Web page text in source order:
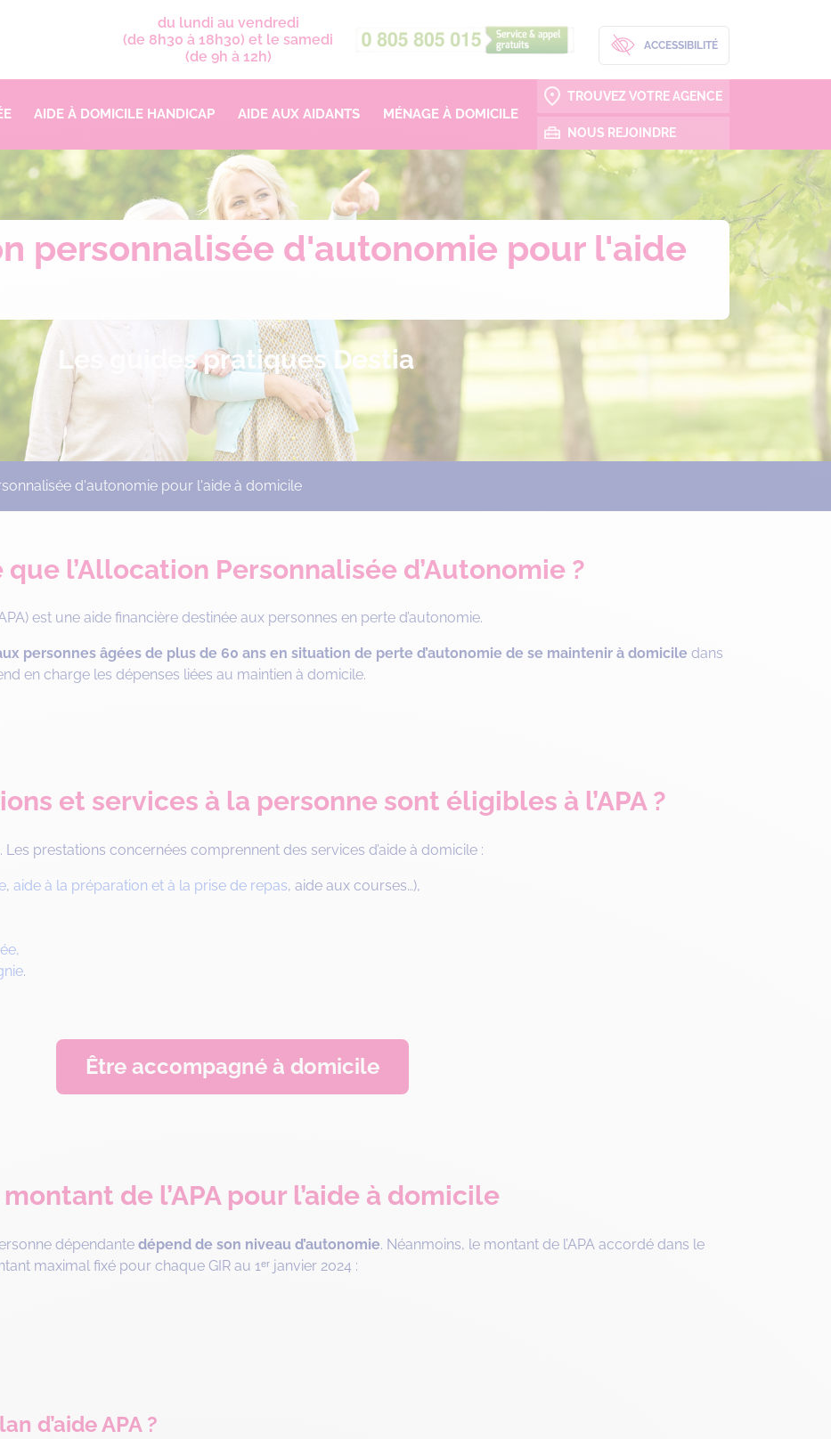
du lundi au vendredi
(de 8h30 à 18h30) et le samedi
(de 9h à 12h)
ACCESSIBILITÉ
AIDE À DOMICILE HANDICAP AIDE AUX AIDANTS MÉNAGE À DOMICILE
TROUVEZ VOTRE AGENCE
NOUS REJOINDRE
personnalisée d'autonomie pour l'aide
Les guides pratiques Destia
d'autonomie pour l'aide à domicile
que l’Allocation Personnalisée d’Autonomie ?
est une aide financière destinée aux personnes en perte d’autonomie.
personnes âgées de plus de 60 ans en situation de perte d’autonomie de se maintenir à domicile dans
en charge les dépenses liées au maintien à domicile.
et services à la personne sont éligibles à l’APA ?
Les prestations concernées comprennent des services d’aide à domicile :
, aide à la préparation et à la prise de repas, aide aux courses…),
.
Être accompagné à domicile
de l’APA pour l’aide à domicile
dépendante dépend de son niveau d’autonomie. Néanmoins, le montant de l’APA accordé dans le
maximal fixé pour chaque GIR au 1ᵉʳ janvier 2024 :
d’aide APA ?